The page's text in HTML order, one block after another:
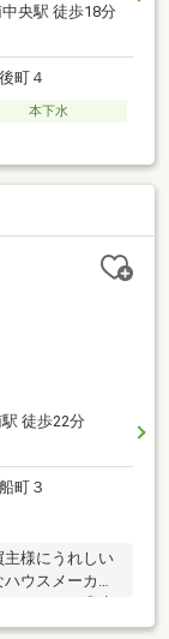
央駅 徒歩18分
町４
本下水
徒歩22分
町３
様にうれしい
ウスメーカー
適！◆閑静な住